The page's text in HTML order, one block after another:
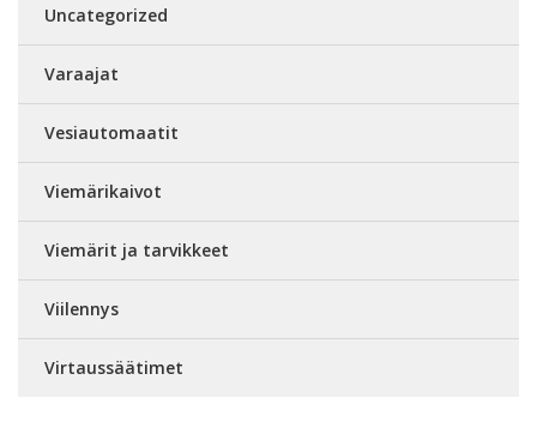
Uncategorized
Varaajat
Vesiautomaatit
Viemärikaivot
Viemärit ja tarvikkeet
Viilennys
Virtaussäätimet